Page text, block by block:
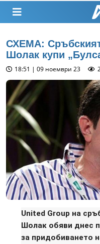
СХЕМА:
Шолак купи
18:51 | 09 ноември 23
United Group на
Шолак обяви днес
за придобиването